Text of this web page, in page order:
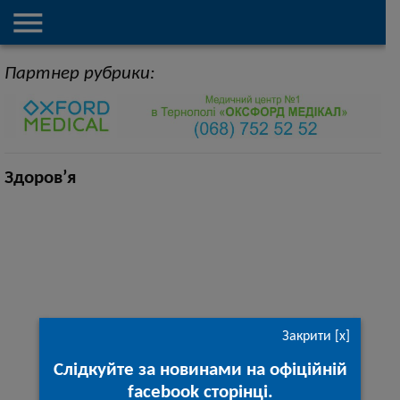

Партнер рубрики:
Здоров’я
Закрити [x]
Слідкуйте за новинами на офіційній
facebook сторінці.